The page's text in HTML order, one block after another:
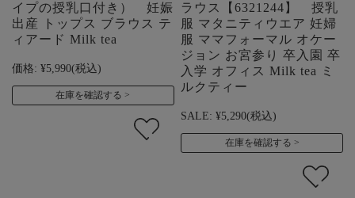
イプの授乳口付き） 妊娠
出産 トップス ブラウス テ
ィアード Milk tea
価格: ¥5,990(税込)
在庫を確認する
ラウス【6321244】 授乳
服 マタニティウエア 妊婦
服 ママフォーマル オケー
ジョン お宮参り 卒入園 卒
入学 オフィス Milk tea ミ
ルクティー
SALE: ¥5,290(税込)
在庫を確認する